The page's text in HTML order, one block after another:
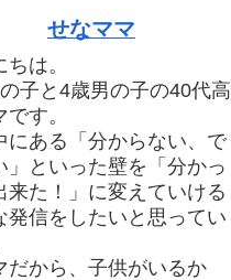
せなママ
は。
子と4歳男の子の40代高
す。
にある「分からない、で
」といった壁を「分かっ
来た！」に変えていける
発信をしたいと思ってい
だから、子供がいるか